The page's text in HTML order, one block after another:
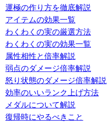
運極の作り方を徹底解説
アイテムの効果一覧
わくわくの実の厳選方法
わくわくの実の効果一覧
属性相性と倍率解説
弱点のダメージ倍率解説
怒り状態のダメージ倍率解説
効率のいいランク上げ方法
メダルについて解説
復帰時にやるべきこと